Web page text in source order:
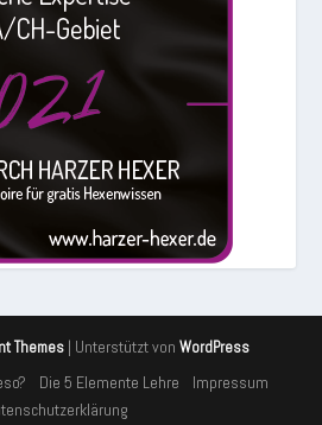
Themes| Unterstützt von WordPress
Die 5 Elemente Lehre
Impressum